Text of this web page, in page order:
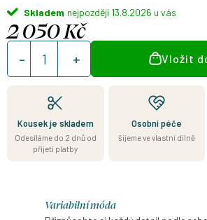
Skladem 13.8.2026
2 050 Kč
Měrná
cena:
Vložit
Kousek je skladem
Odesíláme do 2 dnů od
přijetí platby
Osobní péče
šijeme ve vlastní dílně
Variabilní móda